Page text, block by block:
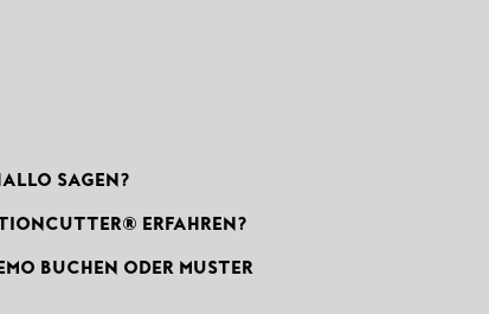
SAGEN?
ERFAHREN?
BUCHEN ODER MUSTER